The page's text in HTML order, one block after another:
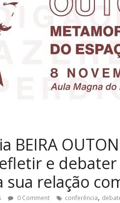
BEIRA
e
sua relação
0 Comment conferência,